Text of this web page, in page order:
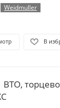
Weidmuller
В